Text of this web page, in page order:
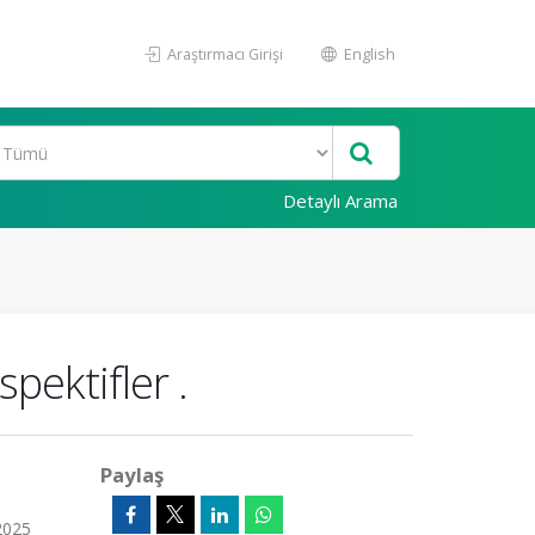
Araştırmacı Girişi English
Detaylı Arama
.
Paylaş